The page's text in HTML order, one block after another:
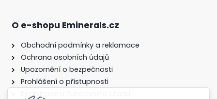
O e-shopu Eminerals.cz
Obchodní podmínky a reklamace
Ochrana osobních údajů
Upozornění o bezpečnosti
Prohlášení o přístupnosti
Registrace u Puncovního úřadu